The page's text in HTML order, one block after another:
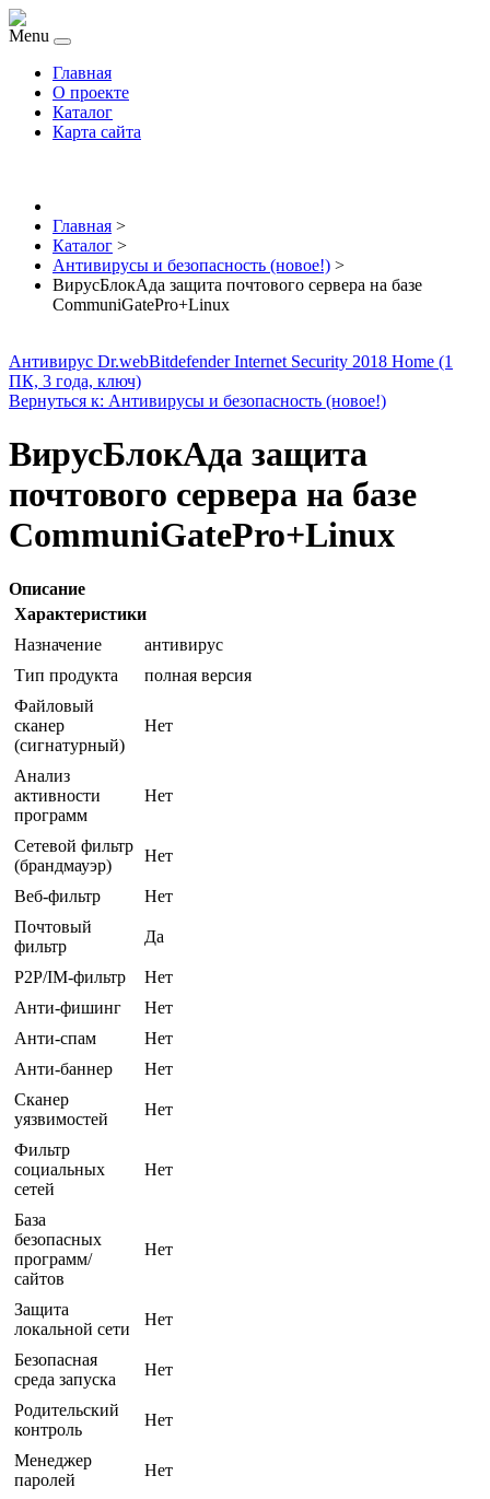
Menu
Главная
О проекте
Каталог
Карта сайта
Главная >
Каталог >
Антивирусы и безопасность (новое!) >
ВирусБлокАда защита почтового сервера на базе
CommuniGatePro+Linux
Антивирус Dr.webBitdefender Internet Security 2018 Home (1
ПК, 3 года, ключ)
Вернуться к: Антивирусы и безопасность (новое!)
ВирусБлокАда защита
почтового сервера на базе
CommuniGatePro+Linux
Описание
Характеристики
Назначение
антивирус
Тип продукта
полная версия
Файловый
сканер
(сигнатурный)
Нет
Анализ
активности
программ
Нет
Сетевой фильтр
(брандмауэр)
Нет
Веб-фильтр
Нет
Почтовый
фильтр
Да
P2P/IM-фильтр
Нет
Анти-фишинг
Нет
Анти-спам
Нет
Анти-баннер
Нет
Сканер
уязвимостей
Нет
Фильтр
социальных
сетей
Нет
База
безопасных
программ/
сайтов
Нет
Защита
локальной сети
Нет
Безопасная
среда запуска
Нет
Родительский
контроль
Нет
Менеджер
паролей
Нет